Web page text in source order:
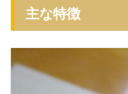
主な特徴